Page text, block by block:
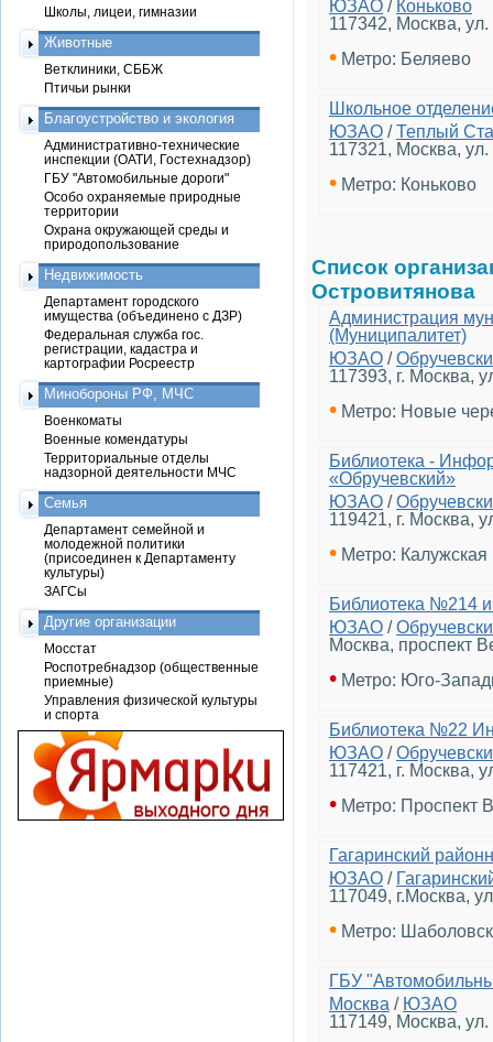
ЮЗАО / Коньково
117342, Москва,
• Метро: Беляево
Школьное
ЮЗАО /Теплый
117321, Москва,
• Метро: Коньково
Список
Островитянова
Администрация
(Муниципалитет)
ЮЗАО /
117393, г. Москва,
• Метро: Новые
Библиотека -
«Обручевский»
ЮЗАО /
119421, г. Москва,
• Метро: Калужская
Библиотека №214
ЮЗАО /
Москва, проспект
• Метро: Юго-
Библиотека №22
ЮЗАО /
117421, г. Москва,
• Метро: Проспект
Гагаринский
ЮЗАО /
117049, г.Москва,
• Метро:
ГБУ
Москва / ЮЗАО
117149, Москва,
Школы, лицеи, гимназии
Животные
Ветклиники, СББЖ
Птичьи рынки
Благоустройство и экология
Административно-технические
инспекции (ОАТИ, Гостехнадзор)
ГБУ "Автомобильные дороги"
Особо охраняемые природные
территории
Охрана окружающей среды и
природопользование
Недвижимость
Департамент городского
имущества (объединено с ДЗР)
Федеральная служба гос.
регистрации, кадастра и
картографии Росреестр
Минобороны РФ, МЧС
Военкоматы
Военные комендатуры
Территориальные отделы
надзорной деятельности МЧС
Семья
Департамент семейной и
молодежной политики
(присоединен к Департаменту
культуры)
ЗАГСы
Другие организации
Мосстат
Роспотребнадзор (общественные
приемные)
Управления физической культуры
и спорта